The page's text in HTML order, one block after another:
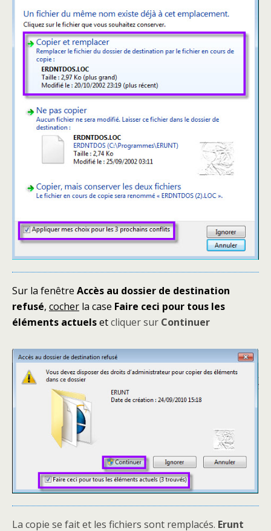
Sur la fenêtre Accès au dossier de destination
refusé, cocher la case Faire ceci pour tous les
éléments actuelsetcliquer sur Continuer
La copie se fait et les fichiers sont remplacés. Erunt